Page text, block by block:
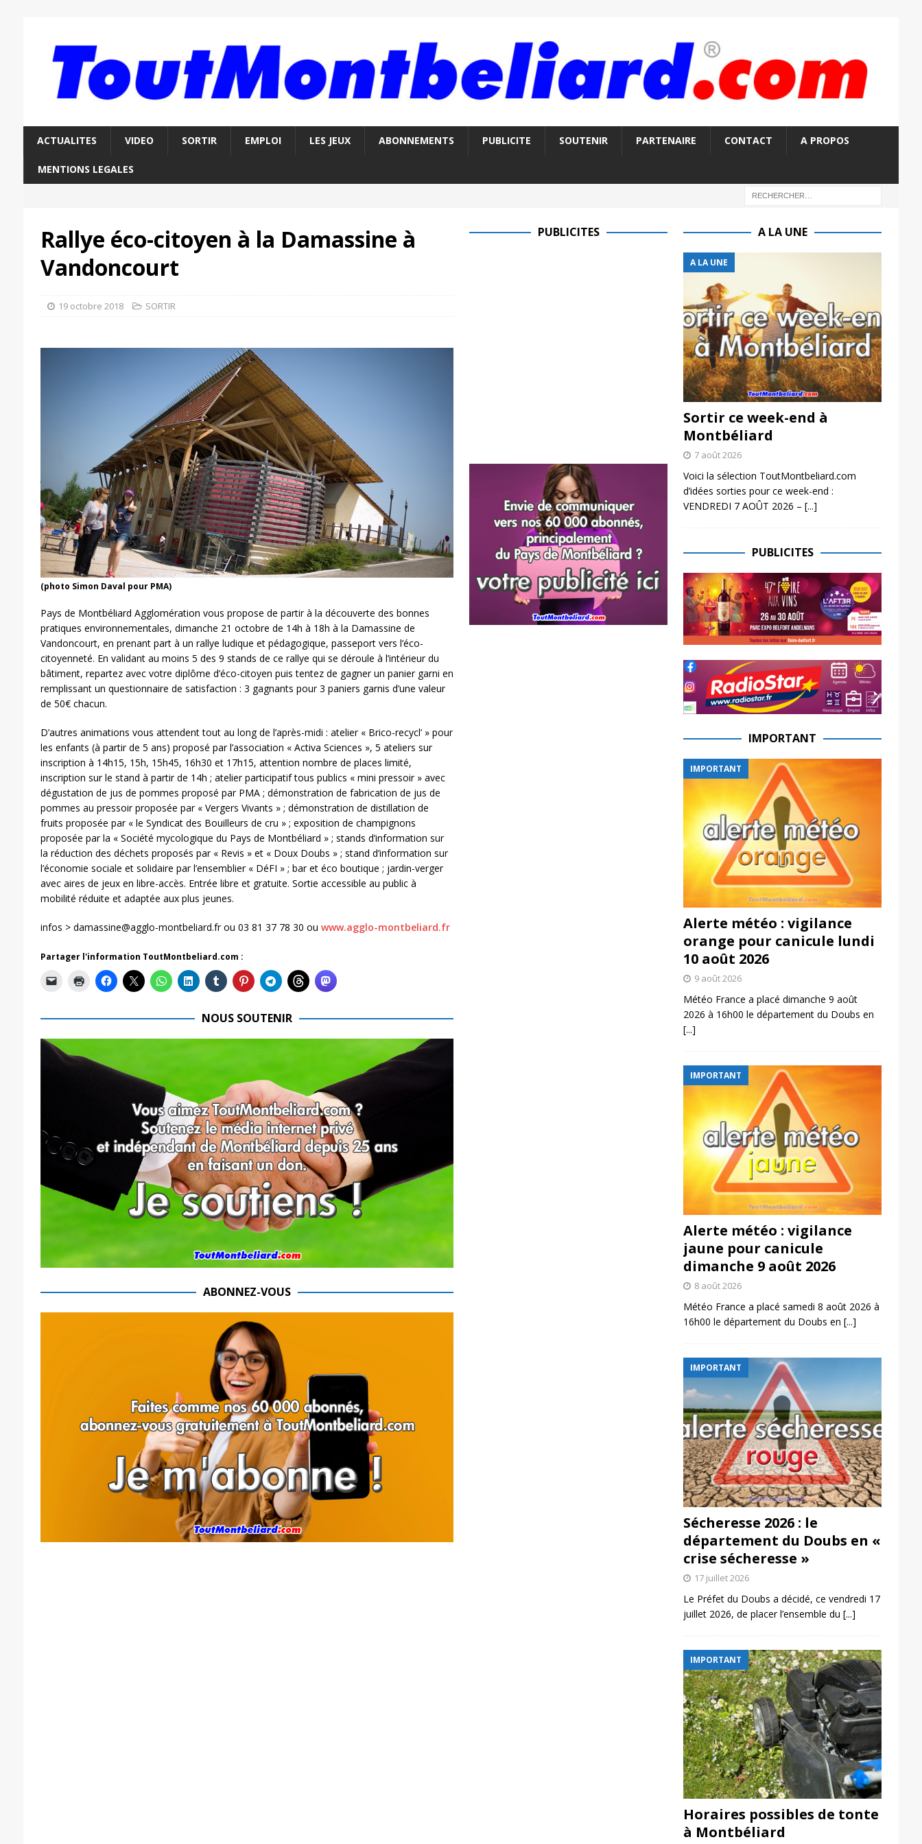
ACTUALITES VIDEO SORTIR EMPLOI LES JEUX ABONNEMENTS PUBLICITE SOUTENIR PARTENAIRE CONTACT A PROPOS
MENTIONS LEGALES
Rallye éco-citoyen à la Damassine à
Vandoncourt
19 octobre 2018 SORTIR
(photo Simon Daval pour PMA)
Pays de Montbéliard Agglomération vous propose de partir à la découverte des bonnes
pratiques environnementales, dimanche 21 octobre de 14h à 18h à la Damassine de
Vandoncourt, en prenant part à un rallye ludique et pédagogique, passeport vers l’éco-
citoyenneté. En validant au moins 5 des 9 stands de ce rallye qui se déroule à l’intérieur du
bâtiment, repartez avec votre diplôme d’éco-citoyen puis tentez de gagner un panier garni en
remplissant un questionnaire de satisfaction : 3 gagnants pour 3 paniers garnis d’une valeur
de 50€ chacun.
D’autres animations vous attendent tout au long de l’après-midi : atelier « Brico-recycl’ » pour
les enfants (à partir de 5 ans) proposé par l’association « Activa Sciences », 5 ateliers sur
inscription à 14h15, 15h, 15h45, 16h30 et 17h15, attention nombre de places limité,
inscription sur le stand à partir de 14h ; atelier participatif tous publics « mini pressoir » avec
dégustation de jus de pommes proposé par PMA ; démonstration de fabrication de jus de
pommes au pressoir proposée par « Vergers Vivants » ; démonstration de distillation de
fruits proposée par « le Syndicat des Bouilleurs de cru » ; exposition de champignons
proposée par la « Société mycologique du Pays de Montbéliard » ; stands d’information sur
la réduction des déchets proposés par « Revis » et « Doux Doubs » ; stand d’information sur
l’économie sociale et solidaire par l’ensemblier « DéFI » ; bar et éco boutique ; jardin-verger
avec aires de jeux en libre-accès. Entrée libre et gratuite. Sortie accessible au public à
mobilité réduite et adaptée aux plus jeunes.
infos > damassine@agglo-montbeliard.fr ou 03 81 37 78 30 ou www.agglo-montbeliard.fr
Partager l'information ToutMontbeliard.com :
NOUS SOUTENIR
ABONNEZ-VOUS
PUBLICITES A LA UNE
A LA UNE
Sortir ce week-end à
Montbéliard
7 août 2026
Voici la sélection ToutMontbeliard.com
d’idées sorties pour ce week-end :
VENDREDI 7 AOÛT 2026 – [...]
PUBLICITES
IMPORTANT
IMPORTANT
Alerte météo : vigilance
orange pour canicule lundi
10 août 2026
9 août 2026
Météo France a placé dimanche 9 août
2026 à 16h00 le département du Doubs en
[...]
IMPORTANT
Alerte météo : vigilance
jaune pour canicule
dimanche 9 août 2026
8 août 2026
Météo France a placé samedi 8 août 2026 à
16h00 le département du Doubs en [...]
IMPORTANT
Sécheresse 2026 : le
département du Doubs en «
crise sécheresse »
17 juillet 2026
Le Préfet du Doubs a décidé, ce vendredi 17
juillet 2026, de placer l’ensemble du [...]
IMPORTANT
Horaires possibles de tonte
à Montbéliard